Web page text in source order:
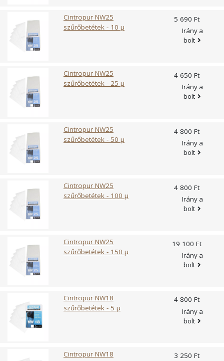
Cintropur NW25
szűrőbetétek - 10 µ
5 690 Ft
Irány a
bolt
Cintropur NW25
szűrőbetétek - 25 µ
4 650 Ft
Irány a
bolt
Cintropur NW25
szűrőbetétek - 50 µ
4 800 Ft
Irány a
bolt
Cintropur NW25
szűrőbetétek - 100 µ
4 800 Ft
Irány a
bolt
Cintropur NW25
szűrőbetétek - 150 µ
19 100 Ft
Irány a
bolt
Cintropur NW18
szűrőbetétek - 5 µ
4 800 Ft
Irány a
bolt
Cintropur NW18
3 250 Ft